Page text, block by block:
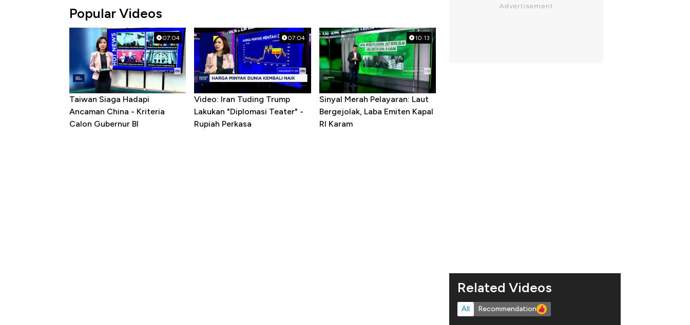
Popular Videos
07:04
Taiwan Siaga Hadapi
Ancaman China - Kriteria
Calon Gubernur BI
07:04
Video: Iran Tuding Trump
Lakukan "Diplomasi Teater" -
Rupiah Perkasa
10:13
Sinyal Merah Pelayaran: Laut
Bergejolak, Laba Emiten Kapal
RI Karam
Related Videos
All Recommendation